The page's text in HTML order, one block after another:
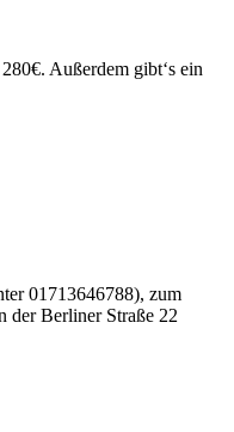
Außerdem gibt‘s ein
01713646788), zum
der Berliner Straße 22